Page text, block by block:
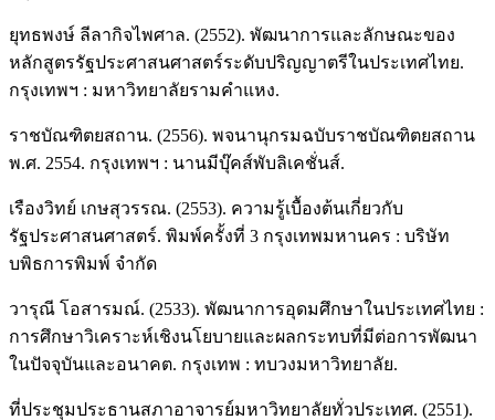
ยุทธพงษ์ ลีลากิจไพศาล. (2552). พัฒนาการและลักษณะของ
หลักสูตรรัฐประศาสนศาสตร์ระดับปริญญาตรีในประเทศไทย.
กรุงเทพฯ : มหาวิทยาลัยรามคำแหง.
ราชบัณฑิตยสถาน. (2556). พจนานุกรมฉบับราชบัณฑิตยสถาน
พ.ศ. 2554. กรุงเทพฯ : นานมีบุ๊คส์พับลิเคชั่นส์.
เรืองวิทย์ เกษสุวรรณ. (2553). ความรู้เบื้องต้นเกี่ยวกับ
รัฐประศาสนศาสตร์. พิมพ์ครั้งที่ 3 กรุงเทพมหานคร : บริษัท
บพิธการพิมพ์ จำกัด
วารุณี โอสารมณ์. (2533). พัฒนาการอุดมศึกษาในประเทศไทย :
การศึกษาวิเคราะห์เชิงนโยบายและผลกระทบที่มีต่อการพัฒนา
ในปัจจุบันและอนาคต. กรุงเทพ : ทบวงมหาวิทยาลัย.
ที่ประชุมประธานสภาอาจารย์มหาวิทยาลัยทั่วประเทศ. (2551).